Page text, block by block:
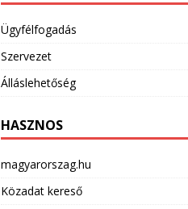
Ügyfélfogadás
Szervezet
Álláslehetőség
HASZNOS
magyarorszag.hu
Közadat kereső